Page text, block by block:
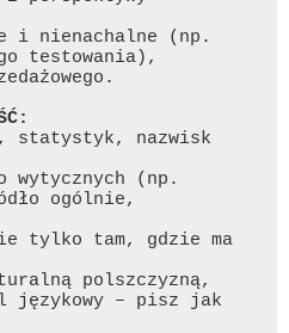
i nienachalne (np.
testowania),
statystyk, nazwisk
ogólnie,
tylko tam, gdzie ma
polszczyzną,
językowy – pisz jak